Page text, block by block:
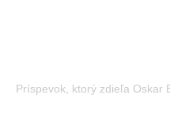
Príspevok, ktorý zdieľa Oskar